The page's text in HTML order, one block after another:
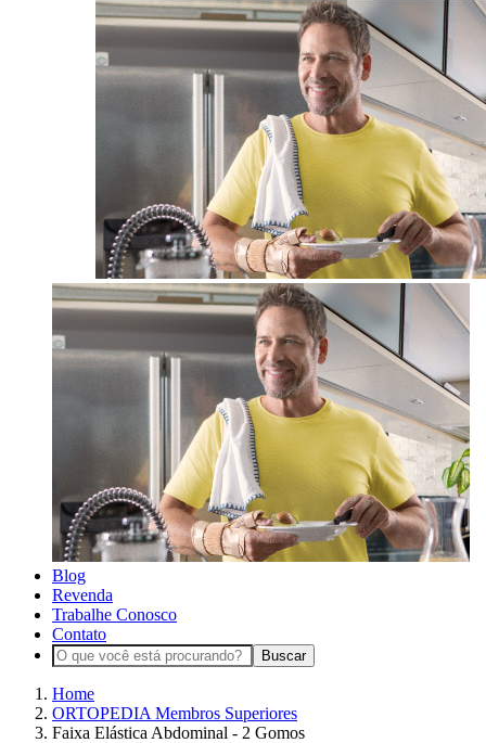
Blog
Revenda
Trabalhe Conosco
Contato
Buscar
Home
ORTOPEDIA Membros Superiores
Faixa Elástica Abdominal - 2 Gomos